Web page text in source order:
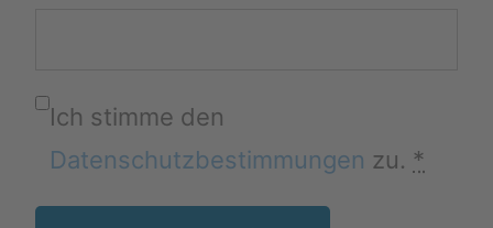
Ich stimme den
Datenschutzbestimmungen zu. *